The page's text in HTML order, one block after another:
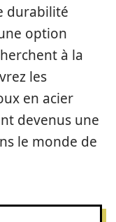
durabilité
option
à la
les
en acier
devenus une
le monde de